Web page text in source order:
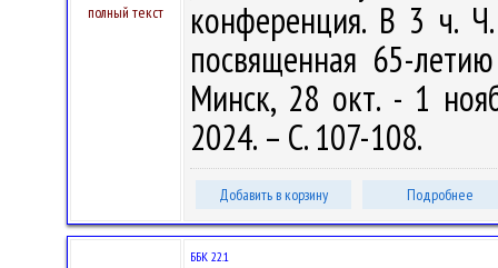
полный текст
конференция. В 3 ч.
посвященная 65-
Минск, 28 окт. - 1
2024. – С. 107-108.
Добавить в корзину Подробнее
ББК 22.1